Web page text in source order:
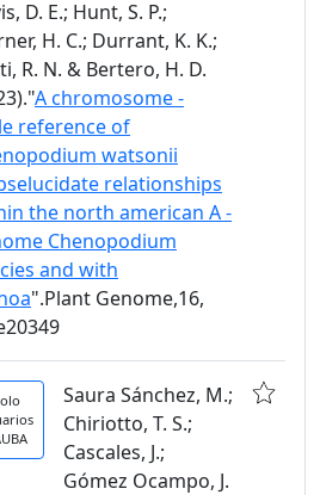
D. E.; Hunt, S. P.;
H. C.; Durrant, K. K.;
R. N. & Bertero, H. D.
A chromosome -
reference of
watsonii
relationships
the north american A -
Chenopodium
and with
".Plant Genome,16,
Saura Sánchez, M.;
Chiriotto, T. S.;
Cascales, J.;
Gómez Ocampo, J.